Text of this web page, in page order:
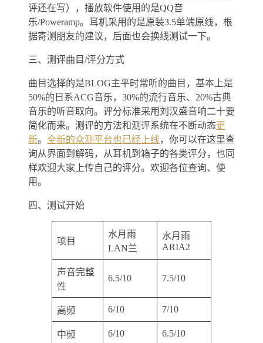
评还在写），播放软件使用的是QQ音
乐/Poweramp。耳机采用的是原装3.5单端原线，根
据寄测朋友的建议，后面也会换线测试一下。
三、测评曲目/评分方式
曲目选择的是BLOG主平时常听的曲目，基本上是
50%的日系ACG音乐，30%的流行音乐、20%古典
音乐的听音取向。评分标准采用刘汉盛音响二十要
简化而来。测评的方法和测评系统在不断动态更
新。 全新的众测平台也已经上线，你可以在这里查
询从界面到解码，从耳机到箱子的各类评分，也同
样欢迎大家上传自己的评分。欢迎各位查询、使
用。
四、测试开始
项目
水月雨
LAN兰
水月雨
ARIA2
声音完整
性
6.5/10 7.5/10
高频 6/10 7/10
中频 6/10 6.5/10